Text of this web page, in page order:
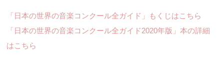
「日本の世界の音楽コンクール全ガイド」もくじはこちら
「日本の世界の音楽コンクール全ガイド2020年版」本の詳細
はこちら